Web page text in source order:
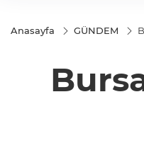
Anasayfa GÜNDEM